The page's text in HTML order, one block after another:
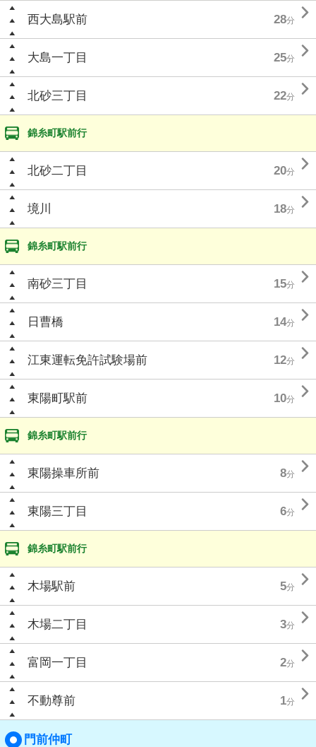
西大島駅前 28分 
大島一丁目 25分 
北砂三丁目 22分 
錦糸町駅前行
北砂二丁目 20分 
境川 18分 
錦糸町駅前行
南砂三丁目 15分 
日曹橋 14分 
江東運転免許試験場前 12分 
東陽町駅前 10分 
錦糸町駅前行
東陽操車所前 8分 
東陽三丁目 6分 
錦糸町駅前行
木場駅前 5分 
木場二丁目 3分 
富岡一丁目 2分 
不動尊前 1分 
門前仲町